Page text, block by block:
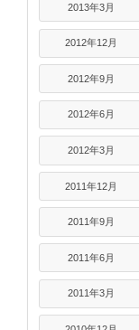
2013年3月
2012年12月
2012年9月
2012年6月
2012年3月
2011年12月
2011年9月
2011年6月
2011年3月